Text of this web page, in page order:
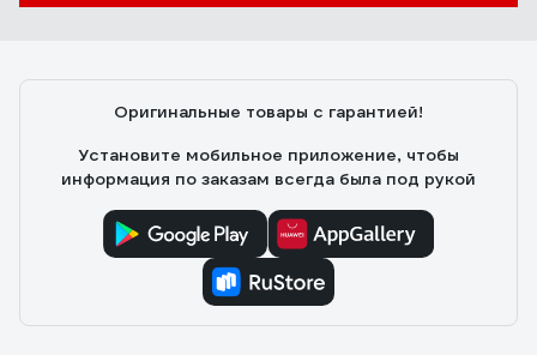
Оригинальные товары с гарантией!
Установите мобильное приложение, чтобы
информация по заказам всегда была под рукой